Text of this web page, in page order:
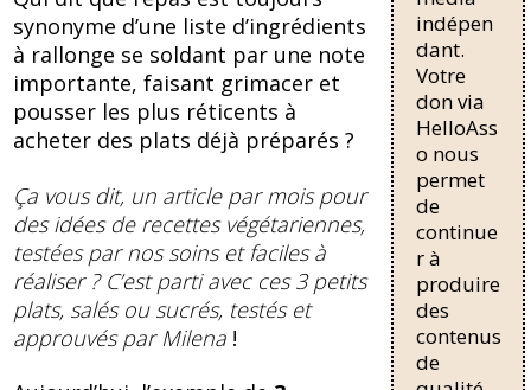
e
b
o
o
e
sk
y
synonyme d’une liste d’ingrédients
à rallonge se soldant par une note
importante, faisant grimacer et
pousser les plus réticents à
acheter des plats déjà préparés ?
Ça vous dit, un article par mois pour
des idées de recettes végétariennes,
testées par nos soins et faciles à
réaliser ? C’est parti avec ces 3 petits
plats, salés ou sucrés, testés et
approuvés par Milena !
pourrait
allonger la
durée de
résidence
nécessaire
pour une
régularisati
on,
passant de
trois...
indépen
dant.
Votre
don via
HelloAss
o nous
permet
de
continue
r à
produire
des
contenus
de